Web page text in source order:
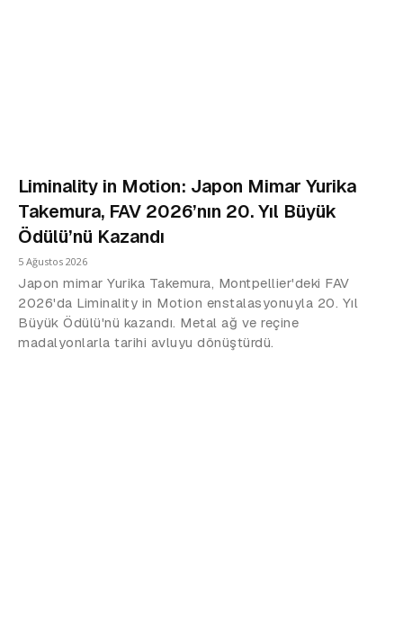
Liminality in Motion: Japon Mimar Yurika
Takemura, FAV 2026’nın 20. Yıl Büyük
Ödülü’nü Kazandı
5 Ağustos 2026
Japon mimar Yurika Takemura, Montpellier'deki FAV
2026'da Liminality in Motion enstalasyonuyla 20. Yıl
Büyük Ödülü'nü kazandı. Metal ağ ve reçine
madalyonlarla tarihi avluyu dönüştürdü.